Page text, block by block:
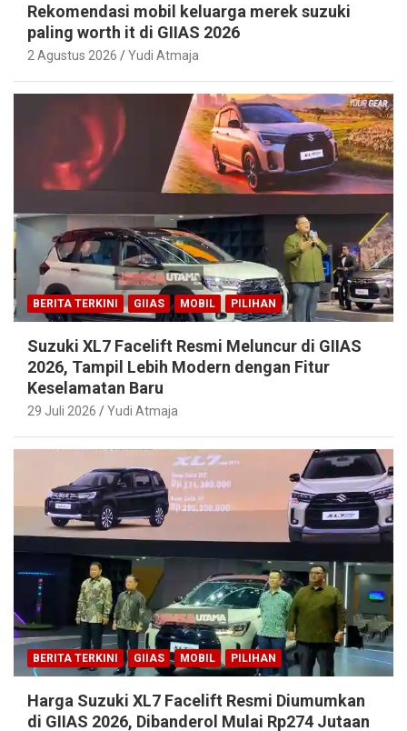
Rekomendasi mobil keluarga merek suzuki
paling worth it di GIIAS 2026
2 Agustus 2026 Yudi Atmaja
BERITA TERKINI GIIAS MOBIL PILIHAN
Suzuki XL7 Facelift Resmi Meluncur di GIIAS
2026, Tampil Lebih Modern dengan Fitur
Keselamatan Baru
29 Juli 2026 Yudi Atmaja
BERITA TERKINI GIIAS MOBIL PILIHAN
Harga Suzuki XL7 Facelift Resmi Diumumkan
di GIIAS 2026, Dibanderol Mulai Rp274 Jutaan